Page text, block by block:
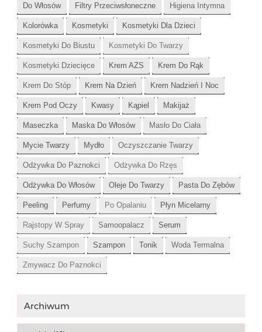
Do Włosów Filtry Przeciwsłoneczne Higiena Intymna
Kolorówka Kosmetyki Kosmetyki Dla Dzieci
Kosmetyki Do Biustu Kosmetyki Do Twarzy
Kosmetyki Dziecięce Krem AZS Krem Do Rąk
Krem Do Stóp Krem Na Dzień Krem Nadzień I Noc
Krem Pod Oczy Kwasy Kąpiel Makijaż
Maseczka Maska Do Włosów Masło Do Ciała
Mycie Twarzy Mydło Oczyszczanie Twarzy
Odżywka Do Paznokci Odżywka Do Rzęs
Odżywka Do Włosów Oleje Do Twarzy Pasta Do Zębów
Peeling Perfumy Po Opalaniu Płyn Micelarny
Rajstopy W Spray Samoopalacz Serum
Suchy Szampon Szampon Tonik Woda Termalna
Zmywacz Do Paznokci
Archiwum